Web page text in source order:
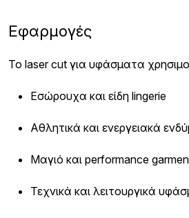
Εφαρμογές
Το laser cut για υφάσματα
Εσώρουχα και είδη lingerie
Αθλητικά και ενεργειακά
Μαγιό και performance
Τεχνικά και λειτουργικά